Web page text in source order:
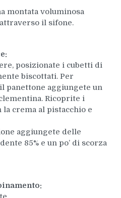
montata voluminosa
il sifone.
posizionate i cubetti di
biscottati. Per
panettone aggiungete un
Ricoprite i
crema al pistacchio e
aggiungete delle
85% e un po’ di scorza